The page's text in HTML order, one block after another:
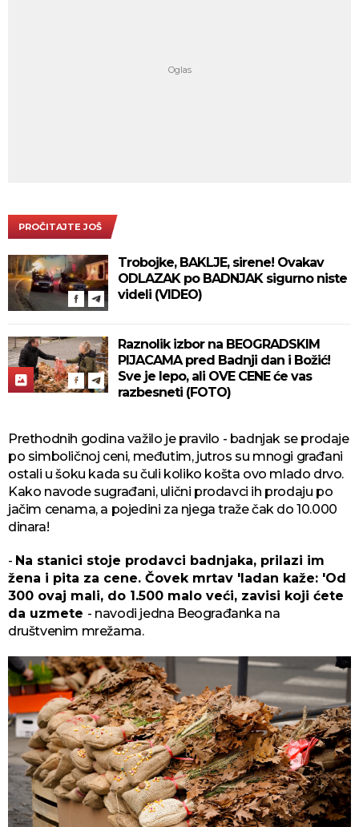
PROČITAJTE JOŠ
Trobojke, BAKLJE, sirene! Ovakav
ODLAZAK po BADNJAK sigurno niste
videli (VIDEO)
Raznolik izbor na BEOGRADSKIM
PIJACAMA pred Badnji dan i Božić!
Sve je lepo, ali OVE CENE će vas
razbesneti (FOTO)
Prethodnih godina važilo je pravilo - badnjak se prodaje
po simboličnoj ceni, međutim, jutros su mnogi građani
ostali u šoku kada su čuli koliko košta ovo mlado drvo.
Kako navode sugrađani, ulični prodavci ih prodaju po
jačim cenama, a pojedini za njega traže čak do 10.000
dinara!
- Na stanici stoje prodavci badnjaka, prilazi im
žena i pita za cene. Čovek mrtav 'ladan kaže: 'Od
300 ovaj mali, do 1.500 malo veći, zavisi koji ćete
da uzmete - navodi jedna Beograđanka na
društvenim mrežama.